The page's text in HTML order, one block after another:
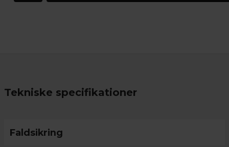
Tekniske specifikationer
Faldsikring